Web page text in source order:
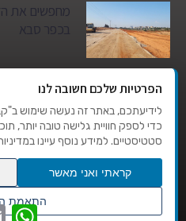
מחפשים את
בכפר סבא
גן הילדים
סגירת מעגל
החצייה בהוד
גלילה
הפרטיות שלכם חשובה לנו
כדי לספק חוויית גלישה טובה יותר,
סטטיסטיים. למידע נוסף עיינו
קראתי ואני מאשר
התאמת
שנו העדפות פרטיות